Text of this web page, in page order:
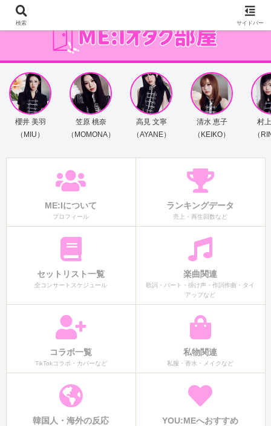
櫻井 美羽
（MIU）
笠原 桃奈
（MOMONA）
高見 文寧
（AYANE）
清水 恵子
（KEIKO）
村
（
ME:Iについて
プロフィール
ランキングデータ
売上・再生回数など
セットリスト一覧
全コンサートスケジュール
楽曲関連
歌詞・パート・掛け声・作詞作曲・タイ
アップなど
コラボ一覧
TikTokコラボ・カバーなど
私物関連
私服・香水・メイクなど
韓国人・海外の反応 YOU:MEへおすすめ
検索 サイドバー